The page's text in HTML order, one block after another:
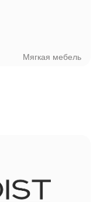
Мягкая мебель